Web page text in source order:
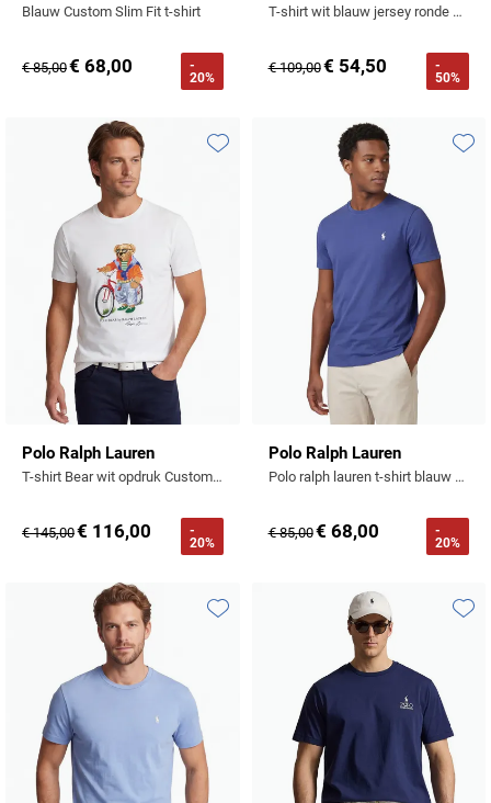
Blauw Custom Slim Fit t-shirt
€ 85,00€ 68,00
-
20%
T-shirt wit blauw jersey ronde hals
€ 109,00€ 54,50
-
50%
Polo Ralph Lauren
T-shirt Bear wit opdruk Custom Slim Fit
€ 145,00€ 116,00
-
20%
Toevoegen aan favorieten
Polo Ralph Lauren
Polo ralph lauren t-shirt blauw katoen
€ 85,00€ 68,00
-
20%
Toevoegen aan favorieten